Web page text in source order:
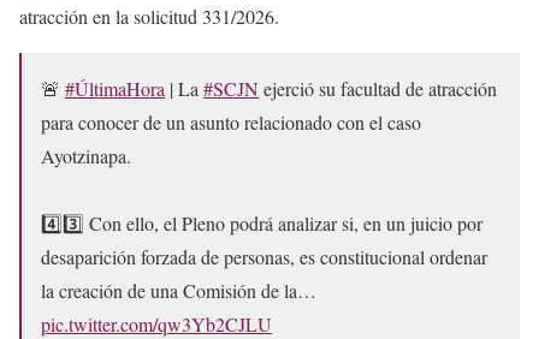
atracción en la solicitud 331/2026.
🚨 #ÚltimaHora | La #SCJN ejerció su facultad de atracción
para conocer de un asunto relacionado con el caso
Ayotzinapa.
4️⃣3️⃣ Con ello, el Pleno podrá analizar si, en un juicio por
desaparición forzada de personas, es constitucional ordenar
la creación de una Comisión de la…
pic.twitter.com/qw3Yb2CJLU